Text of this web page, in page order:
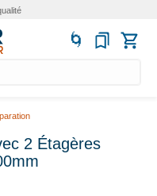
2 Étagères